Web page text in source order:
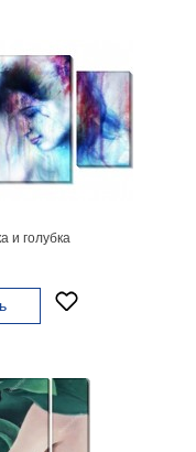
и голубка